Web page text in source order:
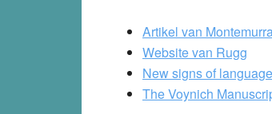
Artikel van
Website van Rugg
New signs of
The Voynich